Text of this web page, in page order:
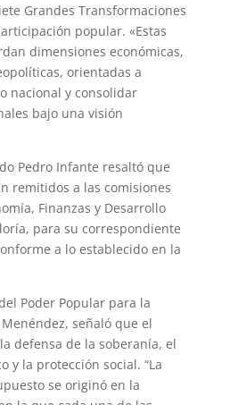
Grandes Transformaciones
popular. «Estas
dimensiones económicas,
orientadas a
nacional y consolidar
bajo una visión
Pedro Infante resaltó que
remitidos a las comisiones
Finanzas y Desarrollo
para su correspondiente
a lo establecido en la
Poder Popular para la
señaló que el
defensa de la soberanía, el
y la protección social. “La
se originó en la